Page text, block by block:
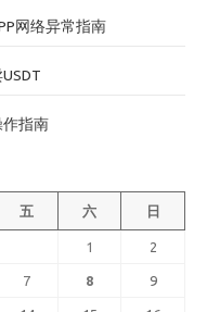
网络异常指南
作指南
五 六 日
1 2
7 8 9